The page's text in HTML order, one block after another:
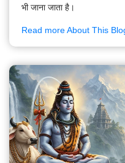
भी जाना जाता है।
Read more About This